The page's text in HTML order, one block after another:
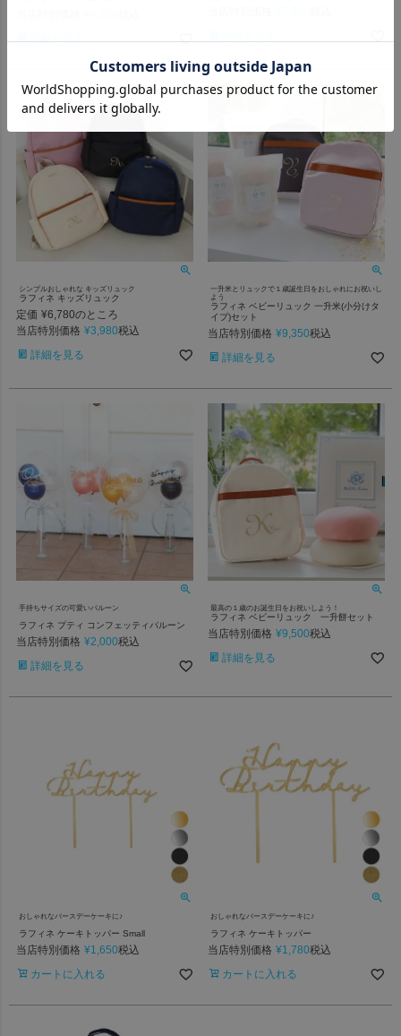
詳細を見る
シンプルおしゃれな キッズリュック
ラフィネ キッズリュック
定価 ¥6,780のところ
当店特別価格 ¥3,980税込
詳細を見る
一升米とリュックで１歳誕生日をおしゃれにお祝いし
よう
ラフィネ ベビーリュック 一升米(小分けタ
イプ)セット
当店特別価格 ¥9,350税込
詳細を見る
手持ちサイズの可愛いバルーン
ラフィネ プティ コンフェッティバルーン
当店特別価格 ¥2,000税込
詳細を見る
最高の１歳のお誕生日をお祝いしよう！
ラフィネ ベビーリュック 一升餅セット
当店特別価格 ¥9,500税込
詳細を見る
おしゃれなバースデーケーキに♪
ラフィネ ケーキトッパー Small
当店特別価格 ¥1,650税込
カートに入れる
おしゃれなバースデーケーキに♪
ラフィネ ケーキトッパー
当店特別価格 ¥1,780税込
カートに入れる